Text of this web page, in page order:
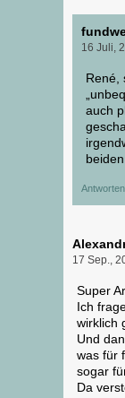
16 Juli,
René,
auch
Antworten
17 Sep.,
Super
Ich
wirklich
Und
was für
sogar
Da